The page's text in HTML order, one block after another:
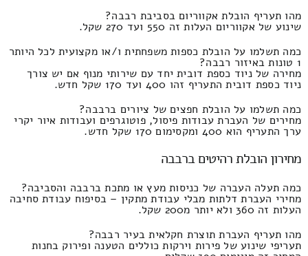
מהו תעריף הובלת אקווריום בסביבת רבבה?
שינוע של אקווריום העלות זה 550 ועד 270 שקל.
כמה תשלמו על הובלת כספות משפחתית ו/או מקצועית לכל היותר
1 טונות באיזור רבבה?
מחירה של ניוד כספת דובית יחד עם שירותי מנוף אם יש צורך
ניוד כספת דובית התעריף זהו 400 ועד 170 שקל חדש.
כמה תשלמו על הובלת חפצים של ציורים ברבבה?
מחירים של העברת עבודות פיסול, פוטוגרפים ועבודות איור יקרי
ערך התעריף הוא 400 ומקסימום 170 שקל חדש.
מחירון הובלת רהיטים ברבבה
כמה תעלה העברה של כניסות מעץ או מתכת ברבבה והסביבה?
מחירי העברת דלתות מבלי עבודת מתקין – בסיפוח עבודת סחיבה
העלות זה 360 ולא יותר מ200 שקל.
מהו תעריף העברת תוצרת חקלאית בעיר רבבה?
תעריפי שינוע של פירות וירקות כוללים הטענה ופירוק בחנות